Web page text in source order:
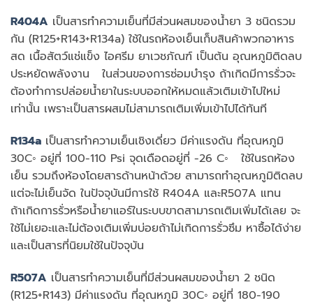
R404A เป็นสารทำความเย็นที่มีส่วนผสมของน้ำยา 3 ชนิดรวม
กัน (R125+R143+R134a) ใช้ในรถห้องเย็นเก็บสินค้าพวกอาหาร
สด เนื้อสัตว์แช่แข็ง ไอศรีม ยาเวชภัณฑ์ เป็นต้น อุณหภูมิติดลบ
ประหยัดพลังงาน ในส่วนของการซ่อมบำรุง ถ้าเกิดมีการรั่วจะ
ต้องทำการปล่อยน้ำยาในระบบออกให้หมดแล้วเติมเข้าไปใหม่
เท่านั้น เพราะเป็นสารผสมไม่สามารถเติมเพิ่มเข้าไปได้ทันที
R134a เป็นสารทำความเย็นเชิงเดี่ยว มีค่าแรงดัน ที่อุณหภูมิ
30C◦ อยู่ที่ 100-110 Psi จุดเดือดอยู่ที่ -26 C◦ ใช้ในรถห้อง
เย็น รวมถึงห้องโดยสารด้านหน้าด้วย สามารถทำอุณหภูมิติดลบ
แต่จะไม่เย็นจัด ในปัจจุบันมีการใช้ R404A และR507A แทน
ถ้าเกิดการรั่วหรือน้ำยาแอร์ในระบบขาดสามารถเติมเพิ่มได้เลย จะ
ใช้ไม่เยอะและไม่ต้องเติมเพิ่มบ่อยถ้าไม่เกิดการรั่วซึม หาซื้อได้ง่าย
และเป็นสารที่นิยมใช้ในปัจจุบัน
R507A เป็นสารทำความเย็นที่มีส่วนผสมของน้ำยา 2 ชนิด
(R125+R143) มีค่าแรงดัน ที่อุณหภูมิ 30C◦ อยู่ที่ 180-190